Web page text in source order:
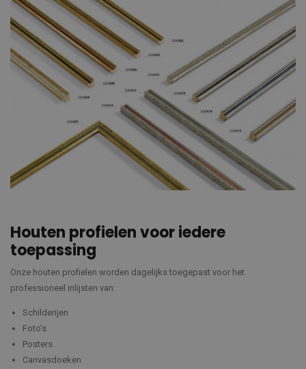
Houten profielen voor iedere
toepassing
Onze houten profielen worden dagelijks toegepast voor het
professioneel inlijsten van:
Schilderijen
Foto's
Posters
Canvasdoeken